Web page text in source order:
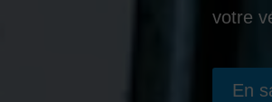
votre
En